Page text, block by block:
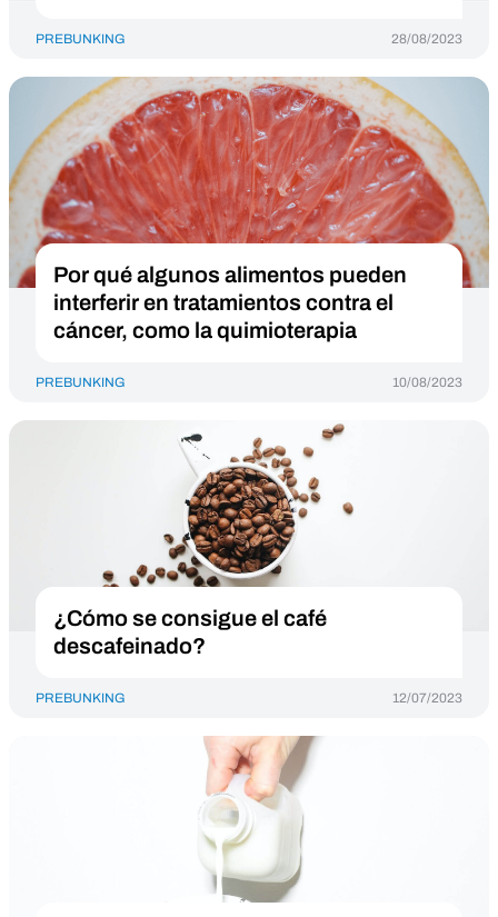
PREBUNKING 28/08/2023
Por qué algunos alimentos pueden
interferir en tratamientos contra el
cáncer, como la quimioterapia
PREBUNKING 10/08/2023
¿Cómo se consigue el café
descafeinado?
PREBUNKING 12/07/2023